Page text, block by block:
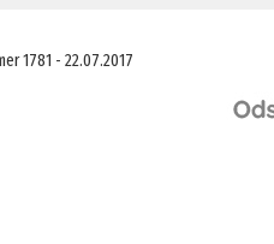
1781 - 22.07.2017